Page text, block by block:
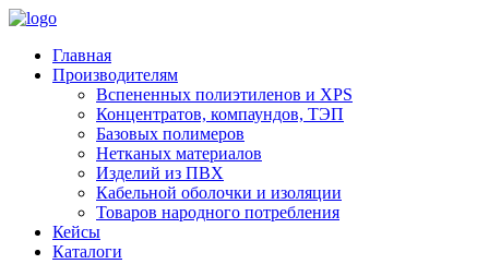
Главная
Производителям
Вспененных полиэтиленов и XPS
Концентратов, компаундов, ТЭП
Базовых полимеров
Нетканых материалов
Изделий из ПВХ
Кабельной оболочки и изоляции
Товаров народного потребления
Кейсы
Каталоги